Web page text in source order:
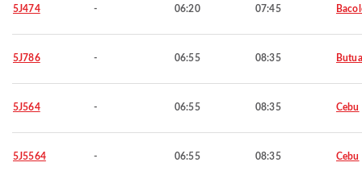
5J474 - 06:20 07:45
5J786 - 06:55 08:35
5J564 - 06:55 08:35 Cebu
5J5564 - 06:55 08:35 Cebu